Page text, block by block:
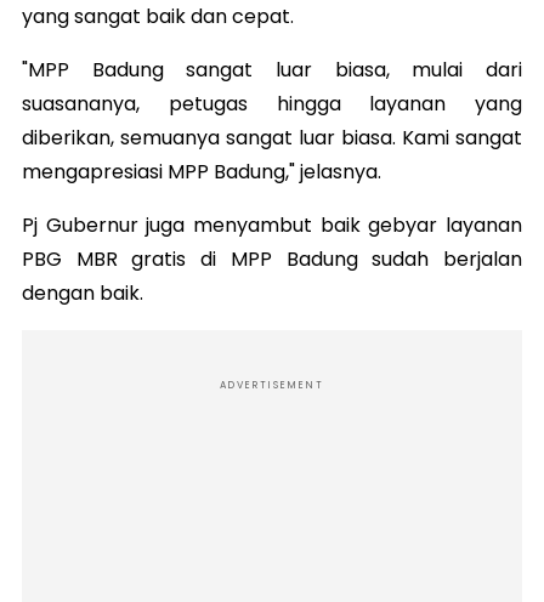
yang sangat baik dan cepat.
"MPP Badung sangat luar biasa, mulai dari
suasananya, petugas hingga layanan yang
diberikan, semuanya sangat luar biasa. Kami sangat
mengapresiasi MPP Badung," jelasnya.
Pj Gubernur juga menyambut baik gebyar layanan
PBG MBR gratis di MPP Badung sudah berjalan
dengan baik.
ADVERTISEMENT